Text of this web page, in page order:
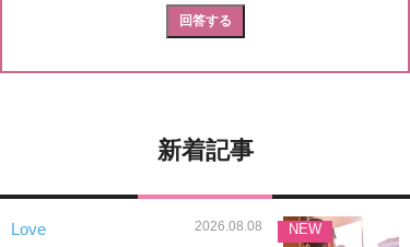
新着記事
Love 2026.08.08 NEW